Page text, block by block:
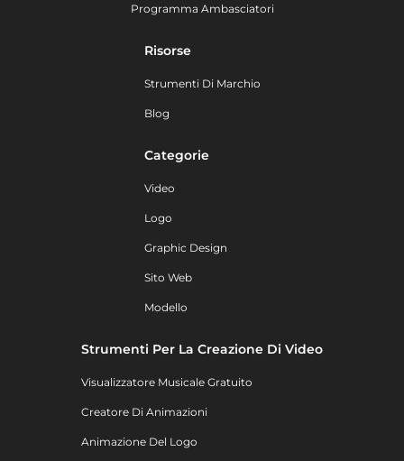
Programma Ambasciatori
Risorse
Strumenti Di Marchio
Blog
Categorie
Video
Logo
Graphic Design
Sito Web
Modello
Strumenti Per La Creazione Di Video
Visualizzatore Musicale Gratuito
Creatore Di Animazioni
Animazione Del Logo